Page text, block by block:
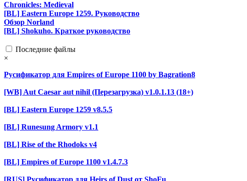
Chronicles: Medieval
[BL] Eastern Europe 1259. Руководство
Обзор Norland
[BL] Shokuho. Краткое руководство
Последние файлы
×
Русификатор для Empires of Europe 1100 by Bagration8
[WB] Aut Caesar aut nihil (Перезагрузка) v1.0.1.13 (18+)
[BL] Eastern Europe 1259 v8.5.5
[BL] Runesung Armory v1.1
[BL] Rise of the Rhodoks v4
[BL] Empires of Europe 1100 v1.4.7.3
[RUS] Русификатор для Heirs of Dust от ShoFu